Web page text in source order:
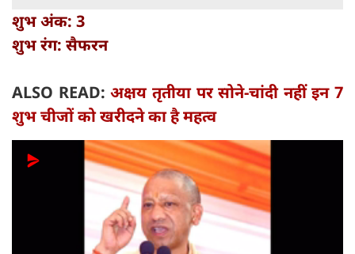
शुभ अंक: 3
शुभ रंग: सैफरन
ALSO READ:अक्षय तृतीया पर सोने-चांदी नहीं इन 7
शुभ चीजों को खरीदने का है महत्व